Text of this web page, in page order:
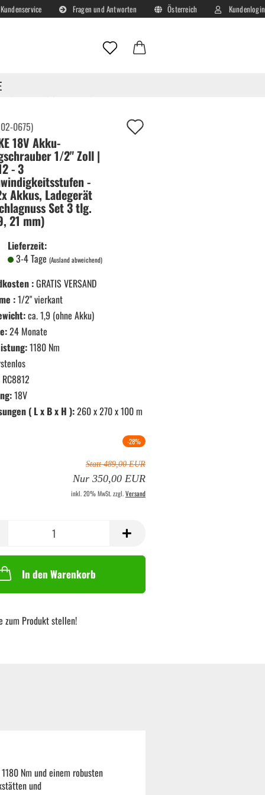
Fragen und Antworten Österreich Kundenlogin
Set 3 tlg. (17, 19, 21 mm)
02-0675)
18V Akku-
1/2" Zoll |
- 3
-
Akkus, Ladegerät
Set 3 tlg.
21 mm)
Lieferzeit:
3-4 Tage (Ausland abweichend)
:GRATIS VERSAND
:1/2" vierkant
ca. 1,9 (ohne Akku)
24 Monate
1180 Nm
RC8812
18V
( L x B x H ):260 x 270 x 100 m
-28%
Statt 489,00 EUR
Nur 350,00 EUR
inkl. 20% MwSt. zzgl.Versand
In den Warenkorb
zum Produkt stellen!
Nm und einem robusten
und